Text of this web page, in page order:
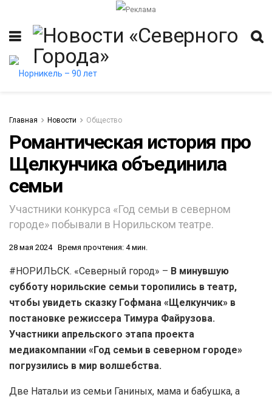
Главная Новости Общество
Романтическая история про
Щелкунчика объединила
семьи
Участники конкурса «Год семьи в северном
городе» побывали в Норильском театре.
28 мая 2024 Время прочтения: 4 мин.
#НОРИЛЬСК. «Северный город» – В минувшую
субботу норильские семьи торопились в театр,
чтобы увидеть сказку Гофмана «Щелкунчик» в
постановке режиссера Тимура Файрузова.
Участники апрельского этапа проекта
медиакомпании «Год семьи в северном городе»
погрузились в мир волшебства.
Две Натальи из семьи Ганиных, мама и бабушка, а